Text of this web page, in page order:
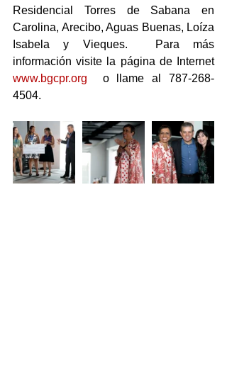
Residencial Torres de Sabana en
Carolina, Arecibo, Aguas Buenas, Loíza
Isabela y Vieques.  Para más
información visite la página de Internet
www.bgcpr.org
  o llame al 787-268-
4504.